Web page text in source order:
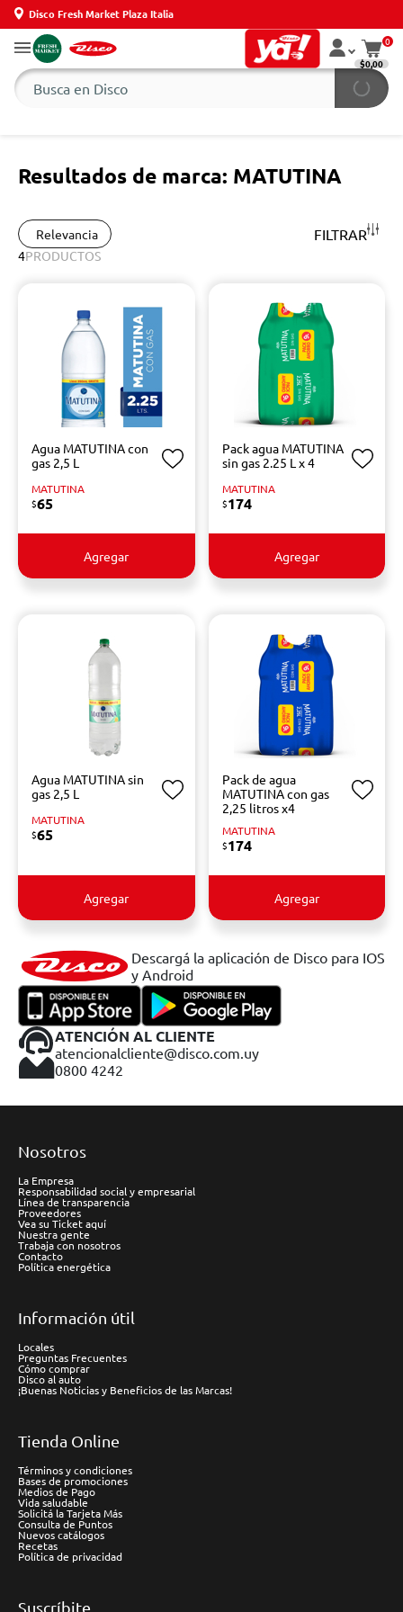
Disco Fresh Market Plaza Italia
0
$0,00
Resultados de marca: MATUTINA
Relevancia FILTRAR
4PRODUCTOS
Agua MATUTINA con
gas 2,5 L
MATUTINA
$65
Agregar
Pack agua MATUTINA
sin gas 2.25 L x 4
MATUTINA
$174
Agregar
Agua MATUTINA sin
gas 2,5 L
MATUTINA
$65
Agregar
Pack de agua
MATUTINA con gas
2,25 litros x4
MATUTINA
$174
Agregar
Descargá la aplicación de Disco para IOS
y Android
ATENCIÓN AL CLIENTE
atencionalcliente@disco.com.uy
0800 4242
Nosotros
La Empresa
Responsabilidad social y empresarial
Línea de transparencia
Proveedores
Vea su Ticket aquí
Nuestra gente
Trabaja con nosotros
Contacto
Política energética
Información útil
Locales
Preguntas Frecuentes
Cómo comprar
Disco al auto
¡Buenas Noticias y Beneficios de las Marcas!
Tienda Online
Términos y condiciones
Bases de promociones
Medios de Pago
Vida saludable
Solicitá la Tarjeta Más
Consulta de Puntos
Nuevos catálogos
Recetas
Política de privacidad
Suscríbite